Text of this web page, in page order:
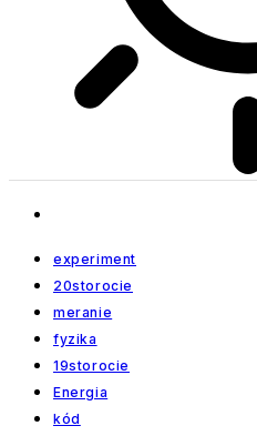
experiment
20storocie
meranie
fyzika
19storocie
Energia
kód